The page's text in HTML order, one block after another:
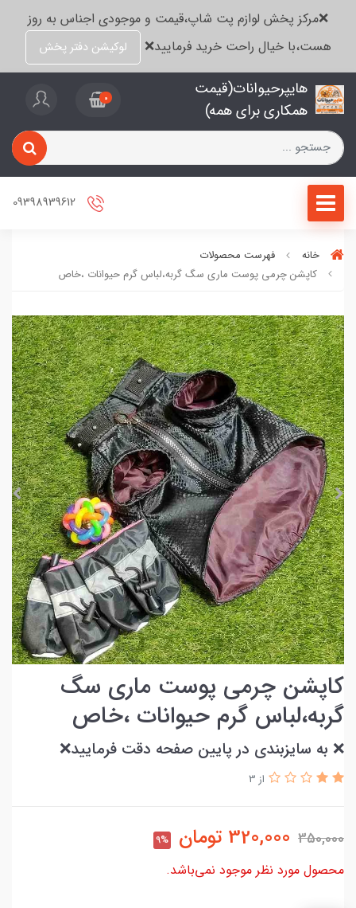
❌مرکز پخش لوازم پت شاپ،قیمت و موجودی اجناس به روز
هست،با خیال راحت خرید فرمایید❌
لوکیشن دفتر پخش
هایپرحیوانات(قیمت
همکاری برای همه)
0
خانه
فهرست محصولات
کاپشن چرمی پوست ماری سگ گربه،لباس گرم حیوانات ،خاص
کاپشن چرمی پوست ماری سگ
گربه،لباس گرم حیوانات ،خاص
❌ به سایزبندی در پایین صفحه دقت فرمایید❌
از 3
350,000
320,000 تومان 9%
محصول مورد نظر موجود نمی‌باشد.